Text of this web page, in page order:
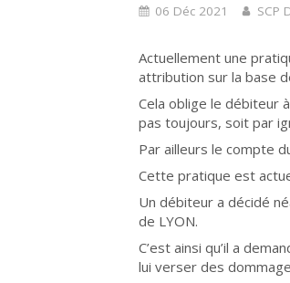
06 Déc 2021 SCP
Actuellement une
attribution sur la base
Cela oblige le débiteur
pas toujours, soit par
Par ailleurs le compte
Cette pratique est
Un débiteur a décidé
de LYON.
C’est ainsi qu’il a
lui verser des